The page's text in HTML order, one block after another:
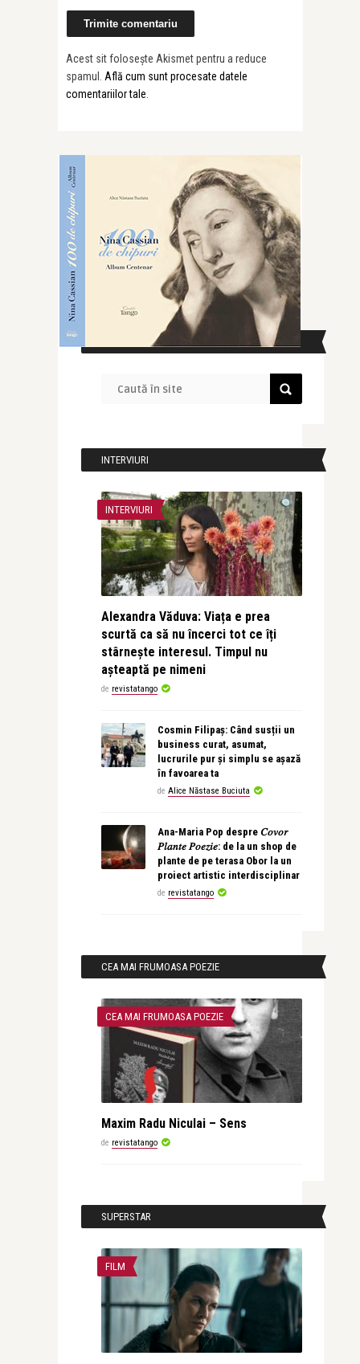
Acest sit folosește Akismet pentru a reduce
spamul. Află cum sunt procesate datele
comentariilor tale
CAUTĂ ÎN SITE
INTERVIURI
INTERVIURI
Alexandra Văduva: Viața e prea
scurtă ca să nu încerci tot ce îți
stârnește interesul. Timpul nu
așteaptă pe nimeni
de revistatango
Cosmin Filipaș: Când susții un
business curat, asumat,
lucrurile pur și simplu se așază
în favoarea ta
de Alice Năstase Buciuta
Ana-Maria Pop despre 𝐶𝑜𝑣𝑜𝑟
𝑃𝑙𝑎𝑛𝑡𝑒 𝑃𝑜𝑒𝑧𝑖𝑒: de la un shop de
plante de pe terasa Obor la un
proiect artistic interdisciplinar
de revistatango
CEA MAI FRUMOASA POEZIE
CEA MAI FRUMOASA POEZIE
Maxim Radu Niculai – Sens
de revistatango
SUPERSTAR
FILM